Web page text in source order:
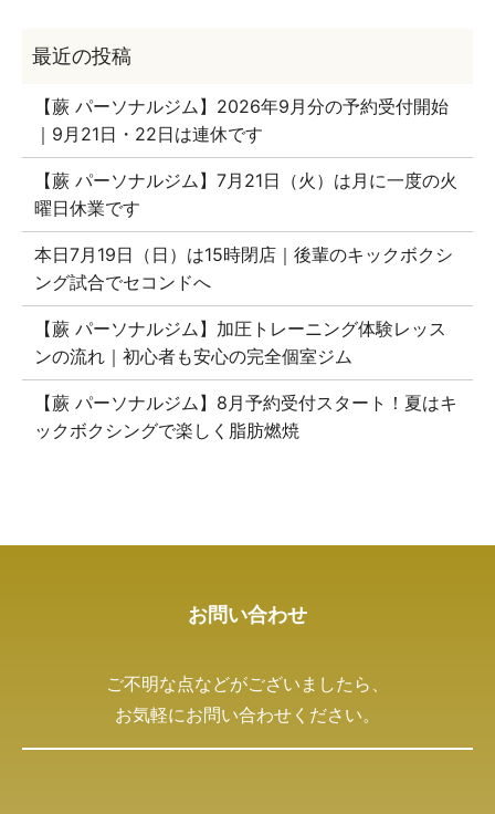
【蕨 パーソナルジム】2026年9月分の予約受付開始
｜9月21日・22日は連休です
【蕨 パーソナルジム】7月21日（火）は月に一度の火
曜日休業です
本日7月19日（日）は15時閉店｜後輩のキックボクシ
ング試合でセコンドへ
【蕨 パーソナルジム】加圧トレーニング体験レッス
ンの流れ｜初心者も安心の完全個室ジム
【蕨 パーソナルジム】8月予約受付スタート！夏はキ
ックボクシングで楽しく脂肪燃焼
お問い合わせ
ご不明な点などがございましたら、
お気軽にお問い合わせください。